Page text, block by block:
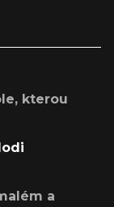
kterou
a